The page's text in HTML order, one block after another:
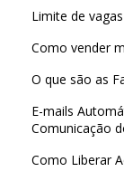
Limite de
Como vender
O que são as
E-mails
Comunicação
Como Liberar